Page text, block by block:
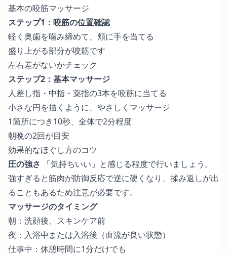
基本の咬筋マッサージ
ステップ1：咬筋の位置確認
軽く奥歯を噛み締めて、頬に手を当てる
盛り上がる部分が咬筋です
左右差がないかチェック
ステップ2：基本マッサージ
人差し指・中指・薬指の3本を咬筋に当てる
小さな円を描くように、やさしくマッサージ
1箇所につき10秒、全体で2分程度
朝晩の2回が目安
効果的なほぐし方のコツ
圧の強さ 「気持ちいい」と感じる程度で行いましょう。
強すぎると筋肉が防御反応で逆に硬くなり、揉み返しが出
ることもあるため注意が必要です。
マッサージのタイミング
朝：洗顔後、スキンケア前
夜：入浴中または入浴後（血流が良い状態）
仕事中：休憩時間に1分だけでも